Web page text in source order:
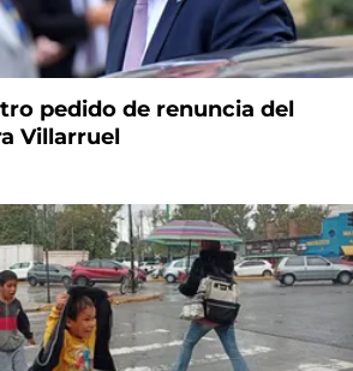
pedido de renuncia del
Villarruel